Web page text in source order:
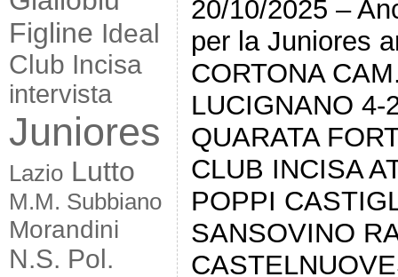
Figline Ideal
Club Incisa
intervista
Juniores
Lazio Lutto
M.M. Subbiano
Morandini
N.S. Pol.
20/10/2025 –
per la Juniores
CORTONA
LUCIGNANO 4-
QUARATA
CLUB INCISA
POPPI
SANSOVINO